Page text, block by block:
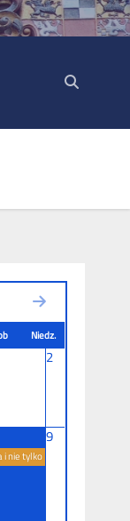
Niedz.
2
i nie tylko
9